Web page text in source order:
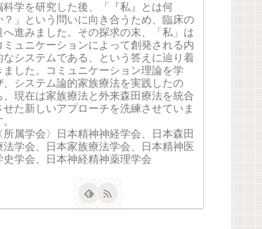
科学を研究した後、「『私』とは何
？」という問いに向き合うため、臨床の
へ進みました。その探求の末、「私」は
ミュニケーションによって創発される内
なシステムである、という答えに辿り着
ました。コミュニケーション理論を学
、システム論的家族療法を実践したの
、現在は家族療法と外来森田療法を統合
せた新しいアプローチを洗練させていま
所属学会〉日本精神神経学会、日本森田
法学会、日本家族療法学会、日本精神医
史学会、日本神経精神薬理学会